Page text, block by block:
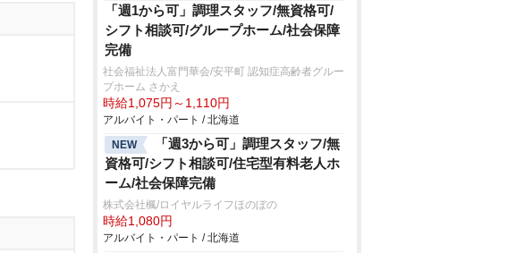
「週1から可」調理スタッフ/無資格可/
シフト相談可/グループホーム/社会保障
完備
社会福祉法人富門華会/安平町 認知症高齢者グルー
プホーム さかえ
時給1,075円～1,110円
アルバイト・パート / 北海道
NEW
「週3から可」調理スタッフ/無
資格可/シフト相談可/住宅型有料老人ホ
ーム/社会保障完備
株式会社楓/ロイヤルライフほのぼの
時給1,080円
アルバイト・パート / 北海道